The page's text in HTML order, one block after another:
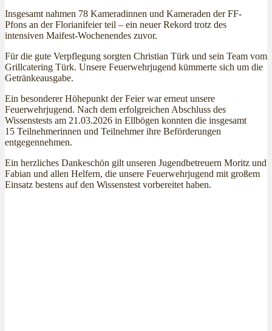
Insgesamt nahmen 78 Kameradinnen und Kameraden der FF-
Pfons an der Florianifeier teil – ein neuer Rekord trotz des
intensiven Maifest-Wochenendes zuvor.
Für die gute Verpflegung sorgten Christian Türk und sein Team vom
Grillcatering Türk. Unsere Feuerwehrjugend kümmerte sich um die
Getränkeausgabe.
Ein besonderer Höhepunkt der Feier war erneut unsere
Feuerwehrjugend. Nach dem erfolgreichen Abschluss des
Wissenstests am 21.03.2026 in Ellbögen konnten die insgesamt
15 Teilnehmerinnen und Teilnehmer ihre Beförderungen
entgegennehmen.
Ein herzliches Dankeschön gilt unseren Jugendbetreuern Moritz und
Fabian und allen Helfern, die unsere Feuerwehrjugend mit großem
Einsatz bestens auf den Wissenstest vorbereitet haben.